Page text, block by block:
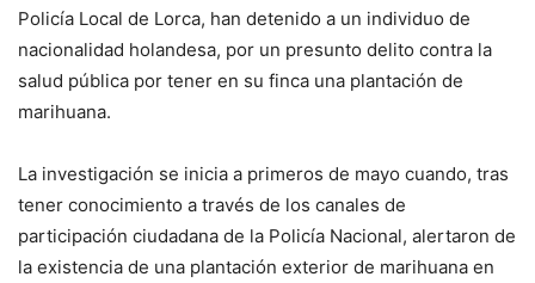
Policía Local de Lorca, han detenido a un individuo de
nacionalidad holandesa, por un presunto delito contra la
salud pública por tener en su finca una plantación de
marihuana.
La investigación se inicia a primeros de mayo cuando, tras
tener conocimiento a través de los canales de
participación ciudadana de la Policía Nacional, alertaron de
la existencia de una plantación exterior de marihuana en